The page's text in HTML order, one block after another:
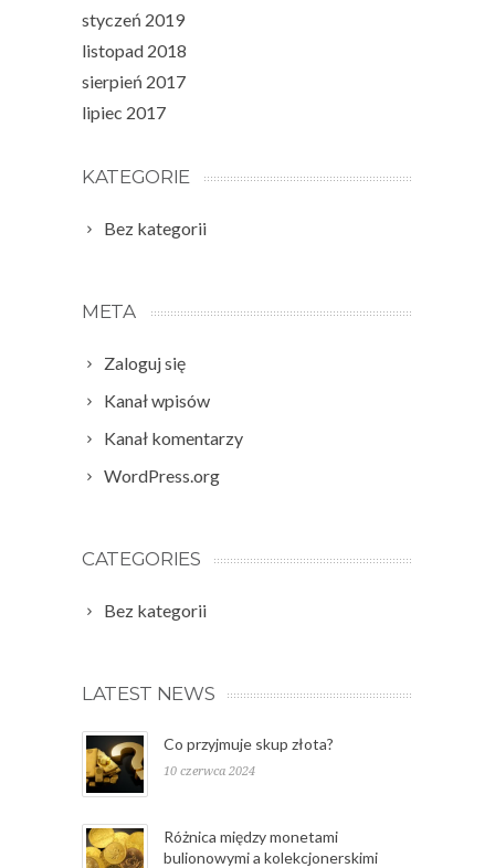
styczeń 2019
listopad 2018
sierpień 2017
lipiec 2017
KATEGORIE
Bez kategorii
META
Zaloguj się
Kanał wpisów
Kanał komentarzy
WordPress.org
CATEGORIES
Bez kategorii
LATEST NEWS
Co przyjmuje skup złota?
10 czerwca 2024
Różnica między monetami
bulionowymi a kolekcjonerskimi